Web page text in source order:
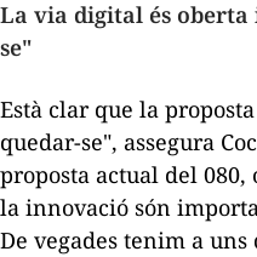
La via digital és
se"
Està clar que la
quedar-se", assegura
proposta actual del
la innovació són
De vegades tenim a